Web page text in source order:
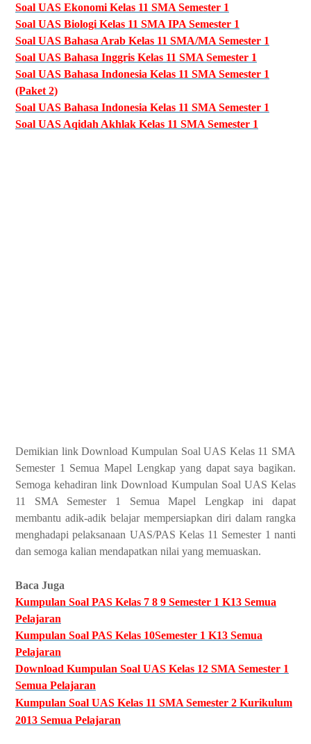
Soal UAS Ekonomi Kelas 11 SMA Semester 1
Soal UAS Biologi Kelas 11 SMA IPA Semester 1
Soal UAS Bahasa Arab Kelas 11 SMA/MA Semester 1
Soal UAS Bahasa Inggris Kelas 11 SMA Semester 1
Soal UAS Bahasa Indonesia Kelas 11 SMA Semester 1
(Paket 2)
Soal UAS Bahasa Indonesia Kelas 11 SMA Semester 1
Soal UAS Aqidah Akhlak Kelas 11 SMA Semester 1
Demikian link Download Kumpulan Soal UAS Kelas 11 SMA
Semester 1 Semua Mapel Lengkap yang dapat saya bagikan.
Semoga kehadiran link Download Kumpulan Soal UAS Kelas
11 SMA Semester 1 Semua Mapel Lengkap ini dapat
membantu adik-adik belajar mempersiapkan diri dalam rangka
menghadapi pelaksanaan UAS/PAS Kelas 11 Semester 1 nanti
dan semoga kalian mendapatkan nilai yang memuaskan.
Baca Juga
Kumpulan Soal PAS Kelas 7 8 9 Semester 1 K13 Semua
Pelajaran
Kumpulan Soal PAS Kelas 10Semester 1 K13 Semua
Pelajaran
Download Kumpulan Soal UAS Kelas 12 SMA Semester 1
Semua Pelajaran
Kumpulan Soal UAS Kelas 11 SMA Semester 2 Kurikulum
2013 Semua Pelajaran